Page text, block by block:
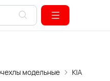
модельные KIA